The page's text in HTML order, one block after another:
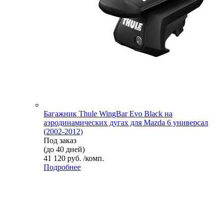
Багажник Thule WingBar Evo Black на
аэродинамических дугах для Mazda 6 универсал
(2002-2012)
Под заказ
(до 40 дней)
41 120 руб. /комп.
Подробнее